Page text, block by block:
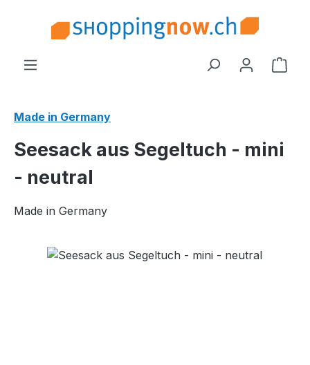
Zum Hauptinhalt springen
Made in Germany
Seesack aus Segeltuch - mini
- neutral
Made in Germany
Bildergalerie überspringen